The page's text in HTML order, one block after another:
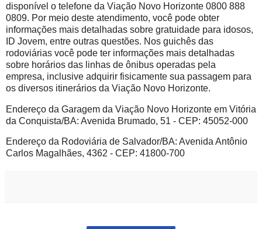
disponível o telefone da Viação Novo Horizonte 0800 888
0809. Por meio deste atendimento, você pode obter
informações mais detalhadas sobre gratuidade para idosos,
ID Jovem, entre outras questões. Nos guichês das
rodoviárias você pode ter informações mais detalhadas
sobre horários das linhas de ônibus operadas pela
empresa, inclusive adquirir fisicamente sua passagem para
os diversos itinerários da Viação Novo Horizonte.
Endereço da Garagem da Viação Novo Horizonte em Vitória
da Conquista/BA: Avenida Brumado, 51 - CEP: 45052-000
Endereço da Rodoviária de Salvador/BA: Avenida Antônio
Carlos Magalhães, 4362 - CEP: 41800-700